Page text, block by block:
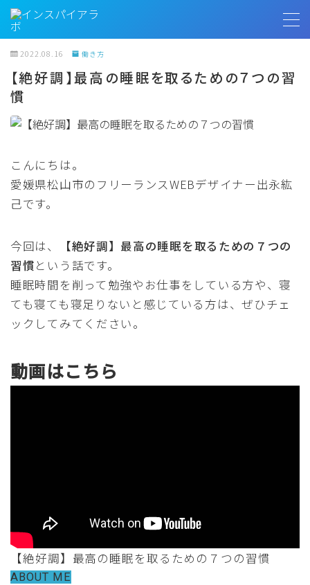
MENU
トップページ
プロフィール
お客様の声
インスパイアラボ
2022.08.16 働き方
【絶好調】最高の睡眠を取るための７つの習
慣
こんにちは。
愛媛県松山市のフリーランスWEBデザイナー出永紘
己です。
今回は、
【絶好調】最高の睡眠を取るための７つの
習慣という話です。
睡眠時間を削って勉強やお仕事をしている方や、寝
ても寝ても寝足りないと感じている方は、ぜひチェ
ックしてみてください。
動画はこちら
【絶好調】最高の睡眠を取るための７つの習慣
ABOUT ME